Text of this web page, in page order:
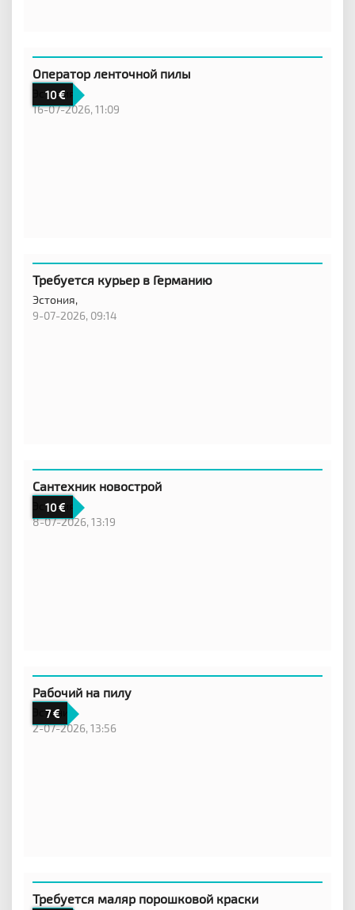
10
Оператор ленточной пилы
Эстония
16-07-2026, 11:09
Требуется курьер в Германию
Эстония,
9-07-2026, 09:14
10
Сантехник новострой
Эстония
8-07-2026, 13:19
7
Рабочий на пилу
Эстония
2-07-2026, 13:56
Требуется маляр порошковой краски